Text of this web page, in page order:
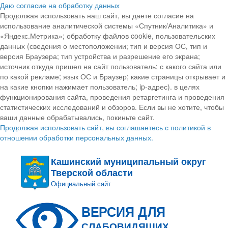
Даю согласие на обработку данных
Продолжая использовать наш сайт, вы даете согласие на
использование аналитической системы «Спутник/Аналитика» и
«Яндекс.Метрика»; обработку файлов cookie, пользовательских
данных (сведения о местоположении; тип и версия ОС, тип и
версия Браузера; тип устройства и разрешение его экрана;
источник откуда пришел на сайт пользователь; с какого сайта или
по какой рекламе; язык ОС и Браузер; какие страницы открывает и
на какие кнопки нажимает пользователь; ip-адрес). в целях
функционирования сайта, проведения ретаргетинга и проведения
статистических исследований и обзоров. Если вы не хотите, чтобы
ваши данные обрабатывались, покиньте сайт.
Продолжая использовать сайт, вы соглашаетесь с политикой в
отношении обработки персональных данных.